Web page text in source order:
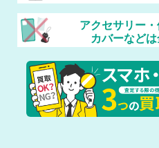
アクセサリー
カバーなど